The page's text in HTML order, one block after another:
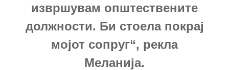
извршувам општествените
должности. Би стоела покрај
мојот сопруг“, рекла
Меланија.